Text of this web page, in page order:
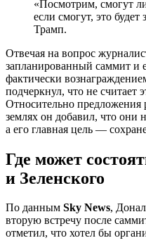
«Посмотрим, смогут
если смогут, это
Трамп.
Отвечая на вопрос
запланированный саммит и
фактически
подчеркнул, что не считает
Относительно предложения
землях он добавил, что они
а его главная цель —
Где может
и Зеленского
По данным Sky News,
вторую встречу после
отметил, что хотел бы